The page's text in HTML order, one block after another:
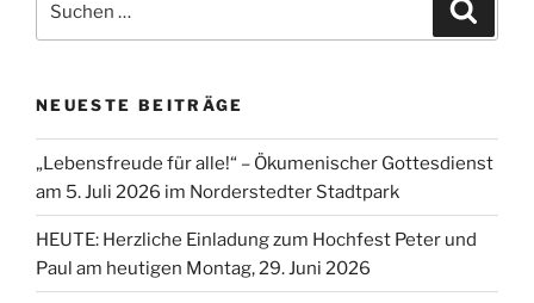
nach:
NEUESTE BEITRÄGE
„Lebensfreude für alle!“ – Ökumenischer Gottesdienst
am 5. Juli 2026 im Norderstedter Stadtpark
HEUTE: Herzliche Einladung zum Hochfest Peter und
Paul am heutigen Montag, 29. Juni 2026